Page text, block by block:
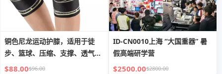
铜色尼龙运动护膝，适用于徒
步、篮球、压缩、支撑、透气、
半月板损伤、跑步和膝盖保护。
$88.00$96.00
ID-CN0010上海 “大国重器” 暑
假高端研学营
$2500.00$2800.00